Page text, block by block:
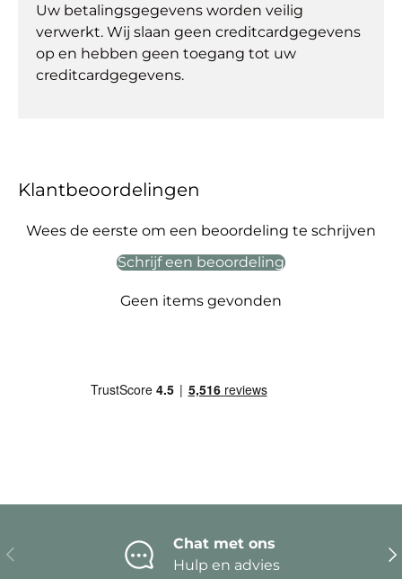
Uw betalingsgegevens worden veilig
verwerkt. Wij slaan geen creditcardgegevens
op en hebben geen toegang tot uw
creditcardgegevens.
Klantbeoordelingen
Wees de eerste om een beoordeling te schrijven
Schrijf een beoordeling
Geen items gevonden
Vorige
Chat met ons
Hulp en advies